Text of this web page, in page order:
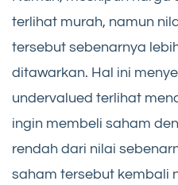
terlihat murah, namun
tersebut sebenarnya
ditawarkan. Hal ini
undervalued terlihat
ingin membeli saham
rendah dari nilai
saham tersebut kembali